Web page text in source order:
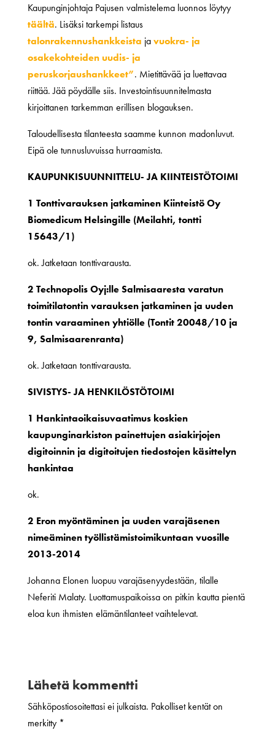
Kaupunginjohtaja Pajusen valmistelema luonnos löytyy
täältä. Lisäksi tarkempi listaus
talonrakennushankkeista javuokra- ja
osakekohteiden uudis- ja
peruskorjaushankkeet”. Mietittävää ja luettavaa
riittää. Jää pöydälle siis. Investointisuunnitelmasta
kirjoittanen tarkemman erillisen blogauksen.
Taloudellisesta tilanteesta saamme kunnon madonluvut.
Eipä ole tunnusluvuissa hurraamista.
KAUPUNKISUUNNITTELU- JA KIINTEISTÖTOIMI
1 Tonttivarauksen jatkaminen Kiinteistö Oy
Biomedicum Helsingille (Meilahti, tontti
15643/1)
ok. Jatketaan tonttivarausta.
2 Technopolis Oyj:lle Salmisaaresta varatun
toimitilatontin varauksen jatkaminen ja uuden
tontin varaaminen yhtiölle (Tontit 20048/10 ja
9, Salmisaarenranta)
ok. Jatketaan tonttivarausta.
SIVISTYS- JA HENKILÖSTÖTOIMI
1 Hankintaoikaisuvaatimus koskien
kaupunginarkiston painettujen asiakirjojen
digitoinnin ja digitoitujen tiedostojen käsittelyn
hankintaa
ok.
2 Eron myöntäminen ja uuden varajäsenen
nimeäminen työllistämistoimikuntaan vuosille
2013-2014
Johanna Elonen luopuu varajäsenyydestään, tilalle
Neferiti Malaty. Luottamuspaikoissa on pitkin kautta pientä
eloa kun ihmisten elämäntilanteet vaihtelevat.
Lähetä kommentti
Sähköpostiosoitettasi ei julkaista. Pakolliset kentät on
merkitty *